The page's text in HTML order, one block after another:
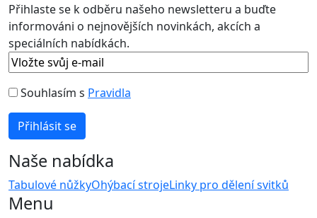
Přihlaste se k odběru našeho newsletteru a buďte
informováni o nejnovějších novinkách, akcích a
speciálních nabídkách.
Souhlasím s Pravidla
Naše nabídka
Tabulové nůžkyOhýbací strojeLinky pro dělení svitků
Menu